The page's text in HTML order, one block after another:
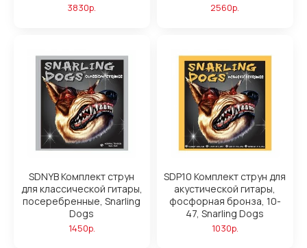
3830р. 2560р.
SDNYB Комплект струн
для классической гитары,
посеребренные, Snarling
Dogs
1450р.
SDP10 Комплект струн для
акустической гитары,
фосфорная бронза, 10-
47, Snarling Dogs
1030р.